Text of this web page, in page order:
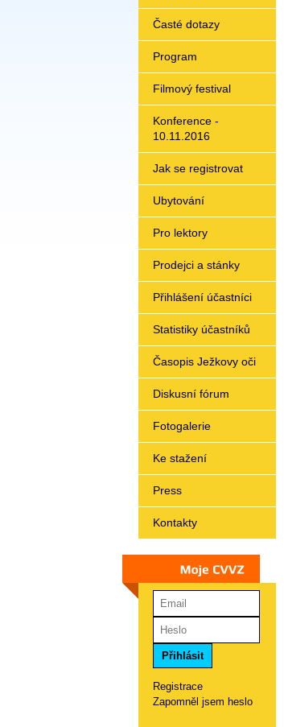
Časté dotazy
Program
Filmový festival
Konference -
10.11.2016
Jak se registrovat
Ubytování
Pro lektory
Prodejci a stánky
Přihlášení účastníci
Statistiky účastníků
Časopis Ježkovy oči
Diskusní fórum
Fotogalerie
Ke stažení
Press
Kontakty
Registrace
Zapomněl jsem heslo